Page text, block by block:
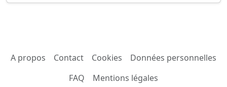
A propos Contact Cookies
Données personnelles
FAQ
Mentions légales